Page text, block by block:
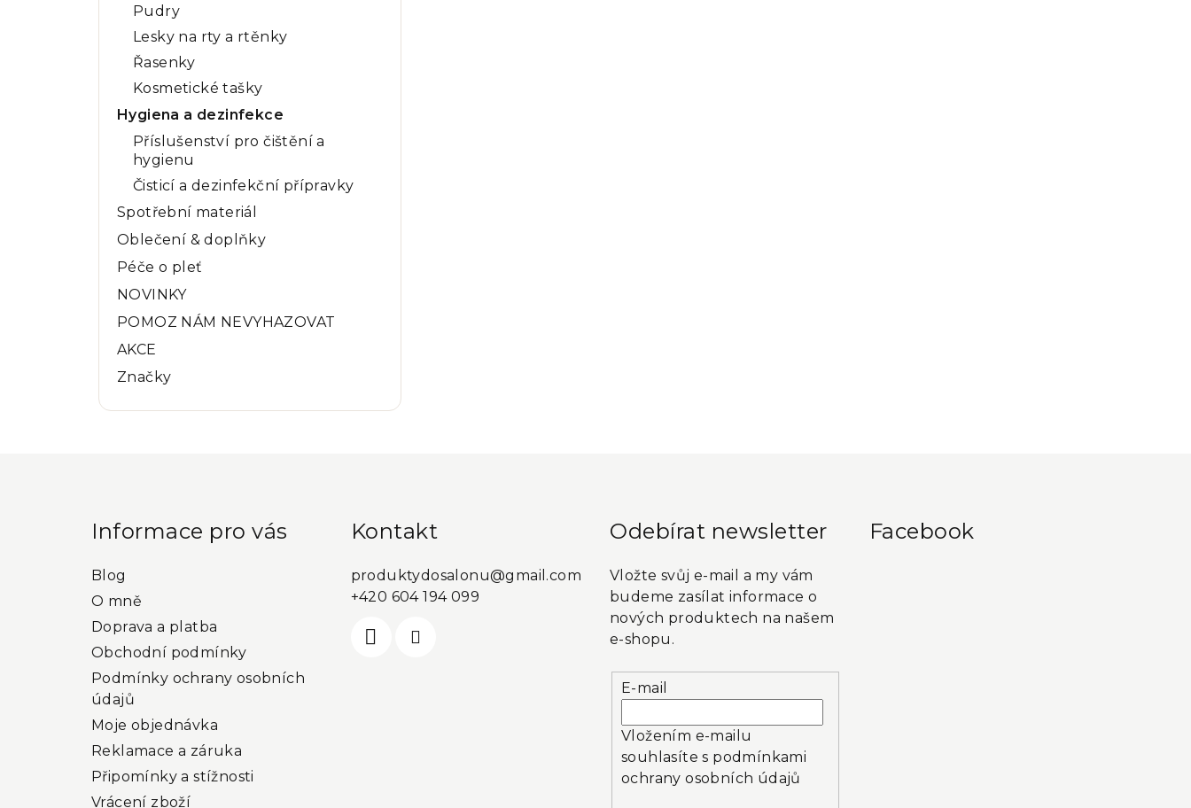
Pudry
Lesky na rty a rtěnky
Řasenky
Kosmetické tašky
Hygiena a dezinfekce
Příslušenství pro čištění a
hygienu
Čisticí a dezinfekční přípravky
Spotřební materiál
Oblečení & doplňky
Péče o pleť
NOVINKY
POMOZ NÁM NEVYHAZOVAT
AKCE
Značky
Informace pro vás
Blog
O mně
Doprava a platba
Obchodní podmínky
Podmínky ochrany osobních
údajů
Moje objednávka
Reklamace a záruka
Připomínky a stížnosti
Vrácení zboží
Kontakt
produktydosalonu@gmail.com
+420 604 194 099
Odebírat newsletter
Vložte svůj e-mail a my vám
budeme zasílat informace o
nových produktech na našem
e-shopu.
E-mail
Vložením e-mailu
souhlasíte s podmínkami
ochrany osobních údajů
Facebook